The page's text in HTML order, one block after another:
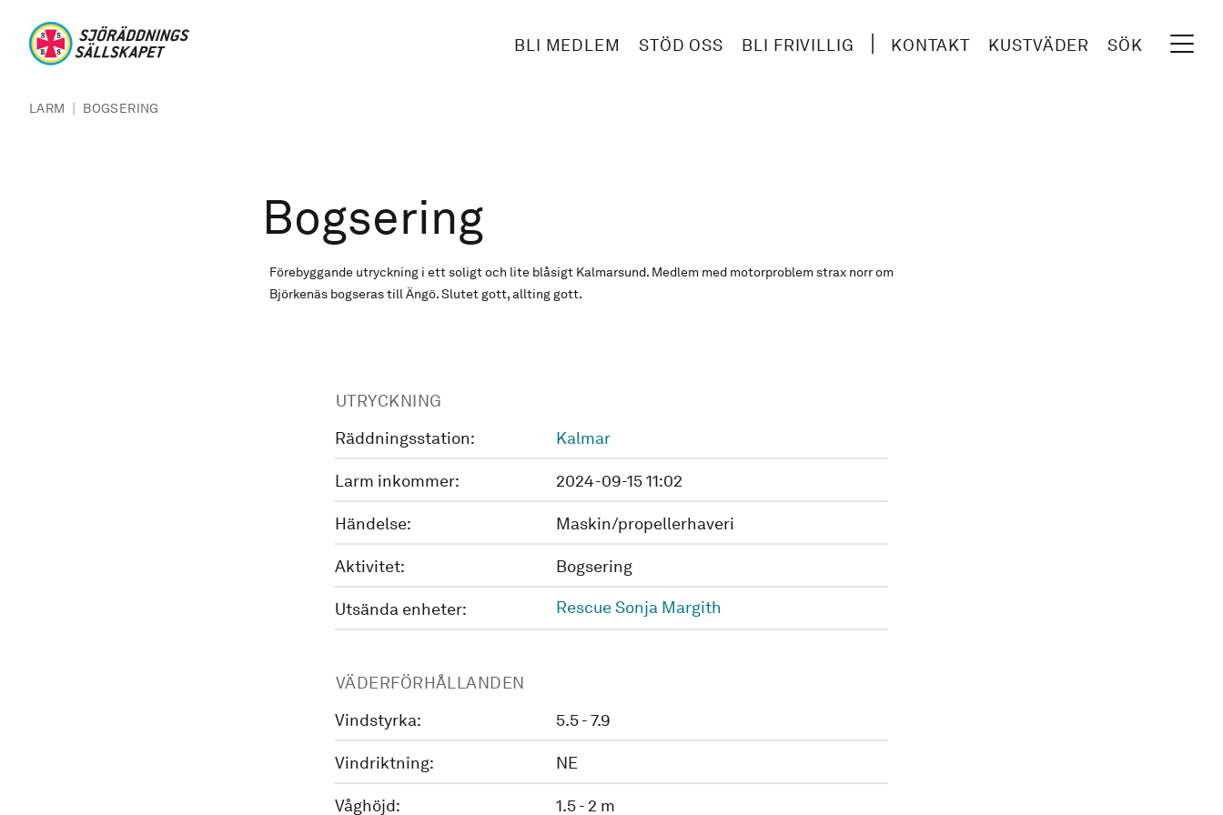
BLI MEDLEM STÖD OSS BLI FRIVILLIG KONTAKT KUSTVÄDER SÖK
LARM | BOGSERING
Bogsering
Förebyggande utryckning i ett soligt och lite blåsigt Kalmarsund. Medlem med motorproblem strax norr om
Björkenäs bogseras till Ängö. Slutet gott, allting gott.
UTRYCKNING
Räddningsstation:
Kalmar
Larm inkommer: 2024-09-15 11:02
Händelse: Maskin/propellerhaveri
Aktivitet: Bogsering
Utsända enheter: Rescue Sonja Margith
VÄDERFÖRHÅLLANDEN
Vindstyrka:
5.5 - 7.9
Vindriktning: NE
Våghöjd: 1.5 - 2 m